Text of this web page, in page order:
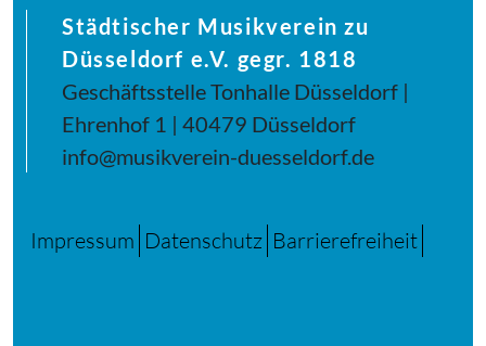
Städtischer Musikverein zu
Düsseldorf e.V. gegr. 1818
Geschäftsstelle Tonhalle Düsseldorf |
Ehrenhof 1 | 40479 Düsseldorf
info@musikverein-duesseldorf.de
Impressum Datenschutz Barrierefreiheit